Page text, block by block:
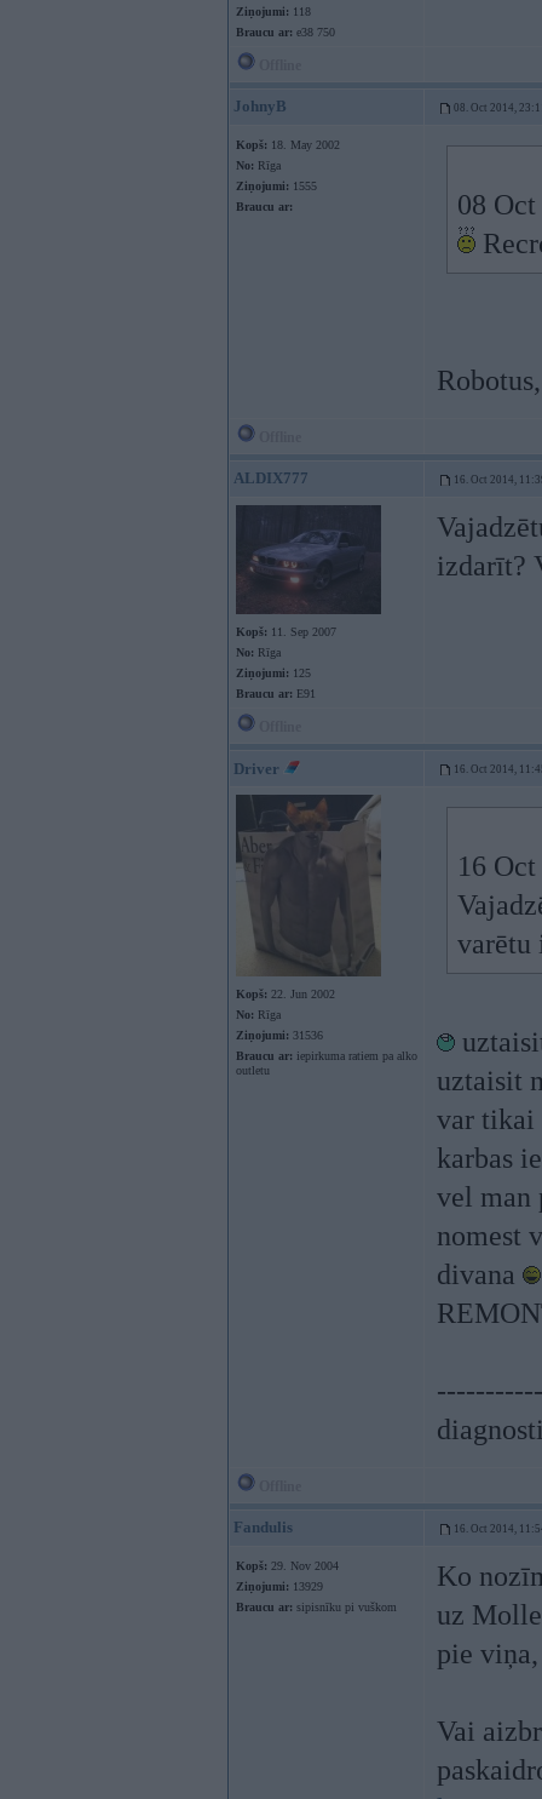
Ziņojumi: 118
Braucu ar: e38 750
JohnyB 08. Oct 2014,
Kopš: 18. May 2002
No: Rīga
Ziņojumi: 1555
Braucu ar:
08
ALDIX777 16. Oct 2014,
Kopš: 11. Sep 2007
No: Rīga
Ziņojumi: 125
Braucu ar: E91
izdarīt?
Driver 16. Oct 2014,
Kopš: 22. Jun 2002
No: Rīga
Ziņojumi: 31536
Braucu ar: iepirkuma ratiem pa alko
outletu
16
varētu
uztaisit
var tikai
karbas
vel man
nomest
divana
Fandulis 16. Oct 2014,
Kopš: 29. Nov 2004
Ziņojumi: 13929
Braucu ar: sipisnīku pi vuškom
Ko
uz
pie
Vai